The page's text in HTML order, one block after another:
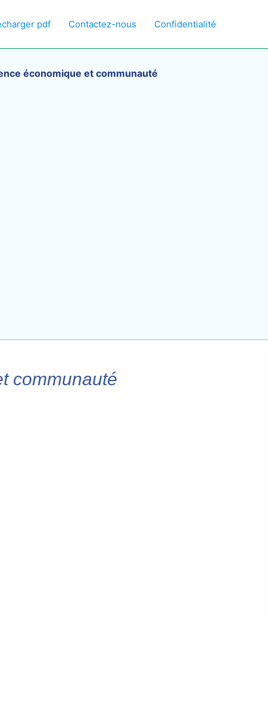
pdf Contactez-nous Confidentialité
économique et communauté
communauté